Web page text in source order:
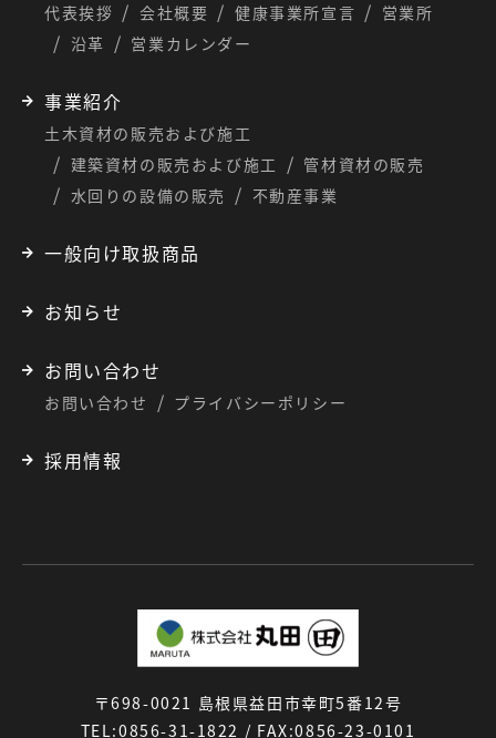
代表挨拶 会社概要 健康事業所宣言
営業所
沿革
営業カレンダー
事業紹介
土木資材の販売および施工
建築資材の販売および施工
管材資材の販売
水回りの設備の販売
不動産事業
一般向け取扱商品
お知らせ
お問い合わせ
お問い合わせ プライバシーポリシー
採用情報
〒698-0021 島根県益田市幸町5番12号
TEL:0856-31-1822 / FAX:0856-23-0101